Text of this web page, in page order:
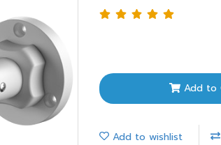
Add to
Add to wishlist